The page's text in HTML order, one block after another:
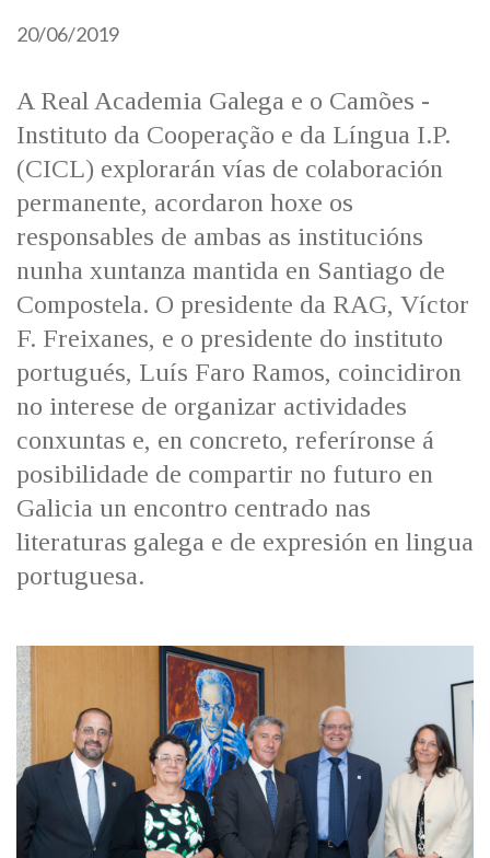
BAZÁN
60 ANOS DLG
PRIMAVERA DAS LETRAS
PORTAL DAS PALABRAS
20/06/2019
A Real Academia Galega e o Camões -
Instituto da Cooperação e da Língua I.P.
(CICL) explorarán vías de colaboración
permanente, acordaron hoxe os
responsables de ambas as institucións
nunha xuntanza mantida en Santiago de
Compostela. O presidente da RAG, Víctor
F. Freixanes, e o presidente do instituto
portugués, Luís Faro Ramos, coincidiron
no interese de organizar actividades
conxuntas e, en concreto, referíronse á
posibilidade de compartir no futuro en
Galicia un encontro centrado nas
literaturas galega e de expresión en lingua
portuguesa.